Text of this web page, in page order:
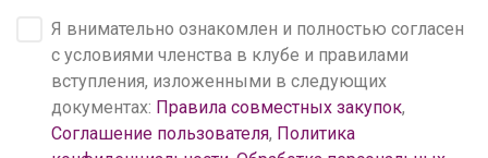
Я внимательно ознакомлен и полностью согласен
с условиями членства в клубе и правилами
вступления, изложенными в следующих
документах: Правила совместных закупок,
Соглашение пользователя, Политика